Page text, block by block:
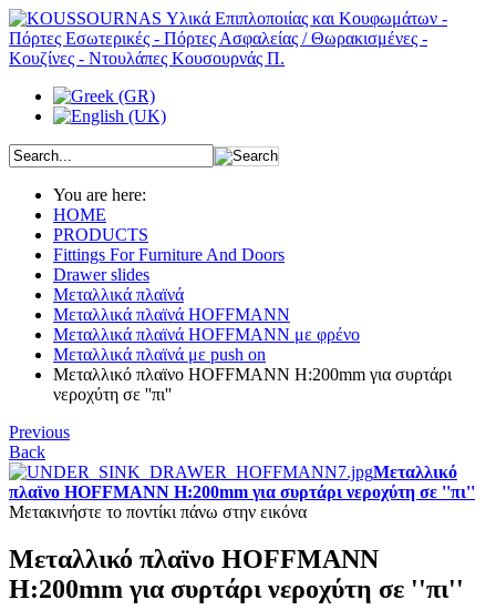
You are here:
HOME
PRODUCTS
Fittings For Furniture And Doors
Drawer slides
Μεταλλικά πλαϊνά
Μεταλλικά πλαϊνά HOFFMANN
Μεταλλικά πλαϊνά HOFFMANN με φρένο
Μεταλλικά πλαϊνά με push on
Μεταλλικό πλαϊνο HOFFMANN H:200mm για συρτάρι
νεροχύτη σε ''πι''
Previous
Back
Μεταλλικό
πλαϊνο HOFFMANN H:200mm για συρτάρι νεροχύτη σε ''πι''
Μετακινήστε το ποντίκι πάνω στην εικόνα
Μεταλλικό πλαϊνο HOFFMANN
H:200mm για συρτάρι νεροχύτη σε ''πι''